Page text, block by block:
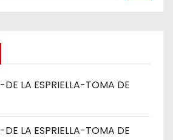
LA ESPRIELLA-TOMA DE
LA ESPRIELLA-TOMA DE